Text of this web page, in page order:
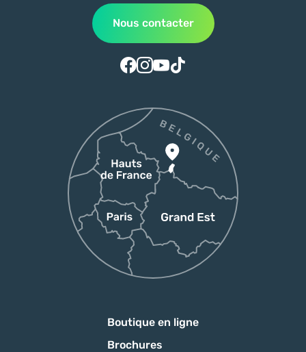
Nous contacter
Suivez-nous sur Facebook
Suivez-nous sur Instagram
Suivez-nous sur Youtube
Suivez-nous sur Tiktok
Boutique en ligne
Brochures